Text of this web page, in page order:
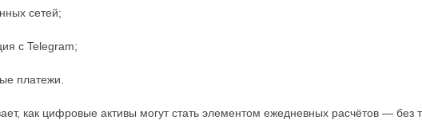
сетей;
с Telegram;
платежи.
как цифровые активы могут стать элементом ежедневных расчётов — без